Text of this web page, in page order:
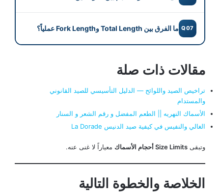
بسبب ضغط الإمساك الطويل. استخدم معدّات ثقيلة
لتقصير وقت الجدال، أبقها في الماء أثناء إزالة
الصنّارة، ولا تخرجها من الماء للتصوير لأكثر من 10
ثوانٍ. التصوير في الماء أفضل وأكثر إثارة.
نعم، في كثير من الدول. خلال موسم التكاثر قد تُرفع
الحدود الدنيا لحماية الأسماك الناضجة، أو تُلغى تماماً
التحديثات باستمرار.
Q07 ما الفرق بين Total Length وFork Length عملياً؟
المحلية، فاستخدام القياس الخاطئ قد يجعلك
مخالفاً.
مقالات ذات صلة
تراخيص الصيد واللوائح — الدليل التأسيسي للصيد القانوني
والمستدام
الأسماك النهريه || الطعم المفضل و رقم الشعر و السنار
الغالي والنفيس في كيفية صيد الدنيس La Dorade
وتبقى Size Limits أحجام الأسماك معياراً لا غنى عنه.
الخلاصة والخطوة التالية